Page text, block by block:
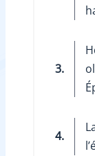
3.
4.